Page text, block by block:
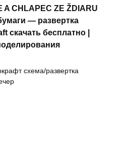
CHLAPEC ZE ŽDIARU
— развертка
скачать бесплатно |
схема/развертка